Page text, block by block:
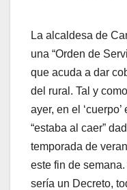
La alcaldesa de
una “Orden de
que acuda a dar
del rural. Tal y
ayer, en el
“estaba al caer”
temporada de
este fin de
sería un Decreto,